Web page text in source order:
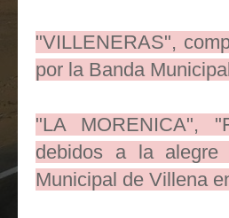
"VILLENERAS",
por la Banda
"LA MORENICA",
debidos a la alegre
Municipal de Villena